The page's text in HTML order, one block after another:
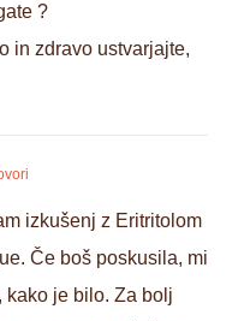
?
in zdravo ustvarjajte,
izkušenj z Eritritolom
Če boš poskusila, mi
kako je bilo. Za bolj